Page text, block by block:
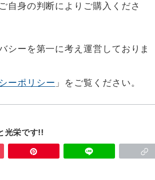
自身の判断によりご購入くださ
シーを第一に考え運営しておりま
ーポリシー 」をご覧ください。
光栄です!!